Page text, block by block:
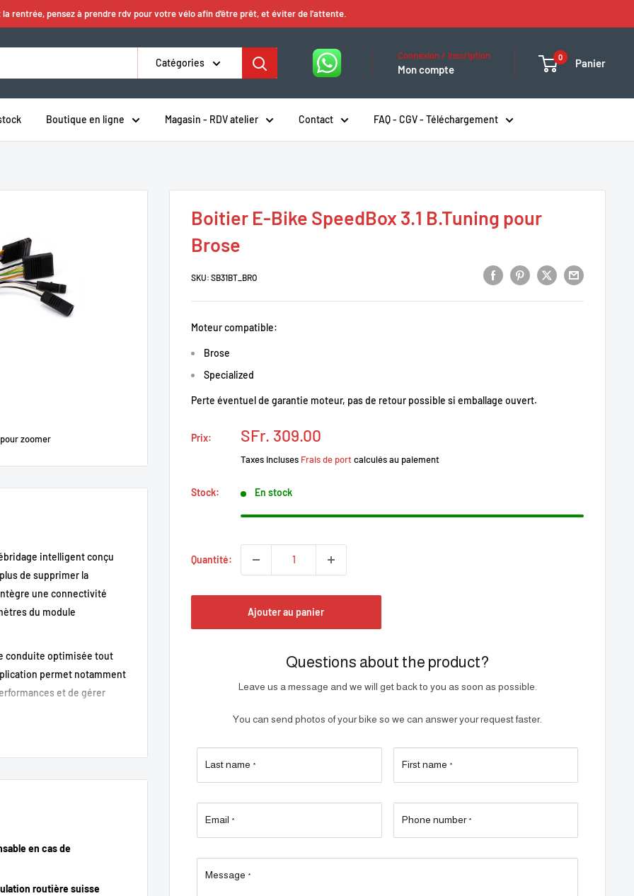
la rentrée, pensez à prendre rdv pour votre vélo afin d'être prêt, et éviter de l'attente.
Catégories
Connexion / Inscription
Mon compte
0 Panier
Boutique en ligne Magasin - RDV atelier Contact FAQ - CGV - Téléchargement
zoomer
Boitier E-Bike SpeedBox 3.1 B.Tuning pour
Brose
SKU: SB31BT_BRO
Moteur compatible:
Brose
Specialized
Perte éventuel de garantie moteur, pas de retour possible si emballage ouvert.
Prix:
Prix
SFr. 309.00
Taxes incluses Frais de portcalculés au paiement
Stock: En stock
Quantité:
Ajouter au panier
Questions about the product?
Leave us a message and we will get back to you as soon as possible.
You can send photos of your bike so we can answer your request faster.
Last name * First name *
Email * Phone number *
Message *
intelligent conçu
de supprimer la
une connectivité
du module
conduite optimisée tout
permet notamment
et de gérer
3.1 B.Tuning
au sein du vélo.
en cas de
routière suisse